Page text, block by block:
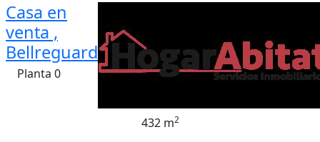
Casa en
venta ,
Bellreguard
Planta 0
432 m2